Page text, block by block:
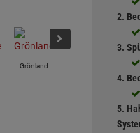
Grönland
2.
3.
4.
5.